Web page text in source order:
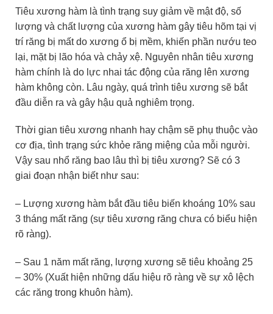
Tiêu xương hàm là tình trạng suy giảm về mật độ, số
lượng và chất lượng của xương hàm gây tiêu hõm tại vị
trí răng bị mất do xương ổ bị mềm, khiến phần nướu teo
lại, mặt bị lão hóa và chảy xệ. Nguyên nhân tiêu xương
hàm chính là do lực nhai tác động của răng lên xương
hàm không còn. Lâu ngày, quá trình tiêu xương sẽ bắt
đầu diễn ra và gây hậu quả nghiêm trọng.
Thời gian tiêu xương nhanh hay chậm sẽ phụ thuộc vào
cơ địa, tình trạng sức khỏe răng miệng của mỗi người.
Vậy sau nhổ răng bao lâu thì bị tiêu xương? Sẽ có 3
giai đoạn nhận biết như sau:
– Lượng xương hàm bắt đầu tiêu biến khoáng 10% sau
3 tháng mất răng (sự tiêu xương răng chưa có biểu hiện
rõ ràng).
– Sau 1 năm mất răng, lượng xương sẽ tiêu khoảng 25
– 30% (Xuất hiện những dấu hiệu rõ ràng về sự xô lệch
các răng trong khuôn hàm).